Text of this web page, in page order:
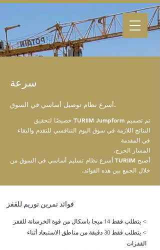
سرعة
أسرع نظام توصيل أساسي في السوق.
تم تصميم TURIIM Jumpform خصيصًا لتحقيق
النتائج اللازمة في سوق اليوم التنافسي للتقدم والبقاء
في المقدمة
المسار الحرج.
أصبح TURIIM أسرع نظام تسليم أساسي في السوق من
خلال الجمع بين هذه الفوائد.
فوائد تمرين توريم للقفز
> يتطلب فقط 14 ميجا باسكال من قوة الخرسانة للقفز
> يتطلب فقط 30 دقيقة من مناطق الاستبعاد أثناء
القفزات